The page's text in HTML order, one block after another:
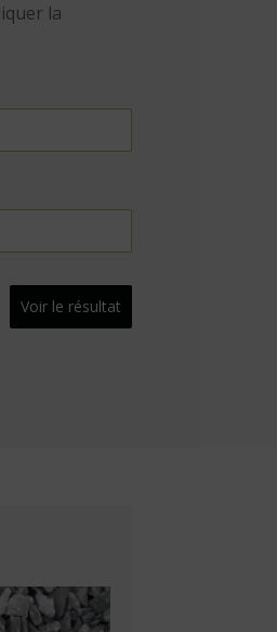
la
Voir le résultat